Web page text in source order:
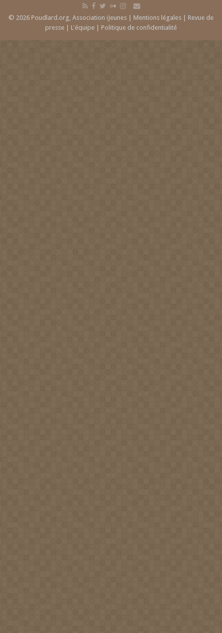
© 2026 Poudlard.org, Association iJeunes | Mentions légales | Revue de
presse | L'équipe | Politique de confidentialité